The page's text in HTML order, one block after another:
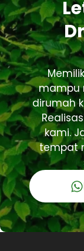
mampu
dirumah
kami.
tempat